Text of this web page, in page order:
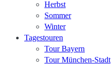
Herbst
Sommer
Winter
Tagestouren
Tour Bayern
Tour München-Stadt